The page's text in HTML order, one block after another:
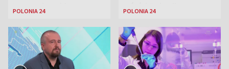
Lewandowskiego w
Zjednoczonych
POLONIA 24
wśród Polonii
POLONIA 24